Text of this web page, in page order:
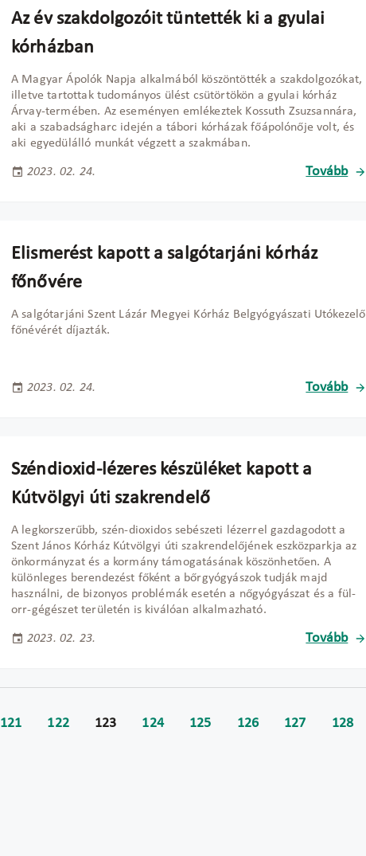
Az év szakdolgozóit tüntették ki a gyulai
kórházban
A Magyar Ápolók Napja alkalmából köszöntötték a szakdolgozókat,
illetve tartottak tudományos ülést csütörtökön a gyulai kórház
Árvay-termében. Az eseményen emlékeztek Kossuth Zsuzsannára,
aki a szabadságharc idején a tábori kórházak főápolónője volt, és
aki egyedülálló munkát végzett a szakmában.
2023. 02. 24. Tovább
Elismerést kapott a salgótarjáni kórház
főnővére
A salgótarjáni Szent Lázár Megyei Kórház Belgyógyászati Utókezelő
főnévérét díjazták.
2023. 02. 24. Tovább
Széndioxid-lézeres készüléket kapott a
Kútvölgyi úti szakrendelő
A legkorszerűbb, szén-dioxidos sebészeti lézerrel gazdagodott a
Szent János Kórház Kútvölgyi úti szakrendelőjének eszközparkja az
önkormányzat és a kormány támogatásának köszönhetően. A
különleges berendezést főként a bőrgyógyászok tudják majd
használni, de bizonyos problémák esetén a nőgyógyászat és a fül-
orr-gégészet területén is kiválóan alkalmazható.
2023. 02. 23. Tovább
121 122 123 124 125 126 127 128